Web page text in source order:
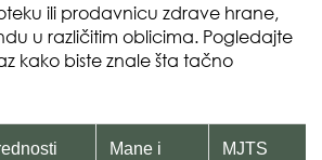
ili prodavnicu zdrave hrane,
u različitim oblicima. Pogledajte
kako biste znale šta tačno
Mane i
MJTS